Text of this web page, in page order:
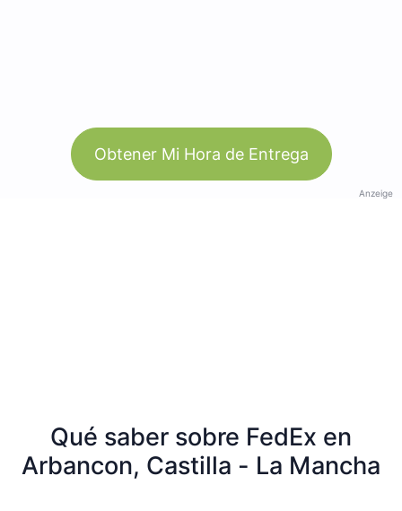
Obtener Mi Hora de Entrega
Anzeige
Qué saber sobre FedEx en
Arbancon, Castilla - La Mancha